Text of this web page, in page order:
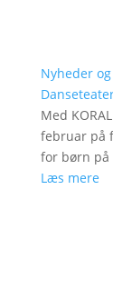
Nyheder
Med
februar på
for børn på
Læs mere